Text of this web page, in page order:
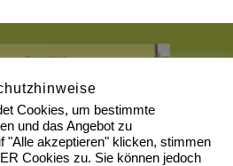
LECKER
LIEBEVOLL
Cookies, um bestimmte
und das Angebot zu
"Alle akzeptieren" klicken, stimmen
Cookies zu. Sie können jedoch